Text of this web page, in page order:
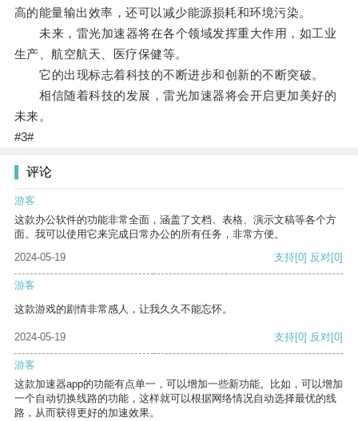
高的能量输出效率，还可以减少能源损耗和环境污染。
未来，雷光加速器将在各个领域发挥重大作用，如工业
生产、航空航天、医疗保健等。
它的出现标志着科技的不断进步和创新的不断突破。
相信随着科技的发展，雷光加速器将会开启更加美好的
未来。
#3#
评论
游客
这款办公软件的功能非常全面，涵盖了文档、表格、演示文稿等各个方
面。我可以使用它来完成日常办公的所有任务，非常方便。
2024-05-19
支持[0] 反对[0]
游客
这款游戏的剧情非常感人，让我久久不能忘怀。
2024-05-19 支持[0] 反对[0]
游客
这款加速器app的功能有点单一，可以增加一些新功能。比如，可以增加
一个自动切换线路的功能，这样就可以根据网络情况自动选择最优的线
路，从而获得更好的加速效果。